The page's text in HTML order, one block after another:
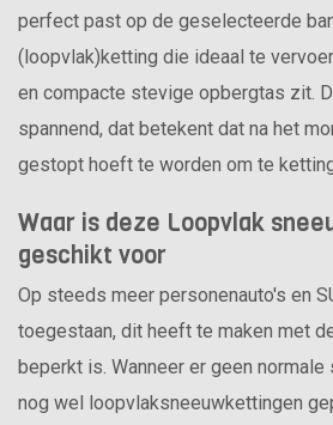
perfect past op de geselecteerde
(loopvlak)ketting die ideaal te
en compacte stevige opbergtas zit.
spannend, dat betekent dat na het
gestopt hoeft te worden om te ketting
Waar is deze Loopvlak
geschikt voor
Op steeds meer personenauto's en
toegestaan, dit heeft te maken met
beperkt is. Wanneer er geen
nog wel loopvlaksneeuwkettingen